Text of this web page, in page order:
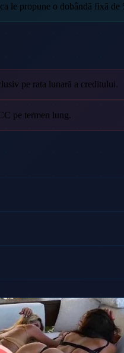
le propune o dobândă fixă
pe rata lunară a creditului.
pe termen lung.